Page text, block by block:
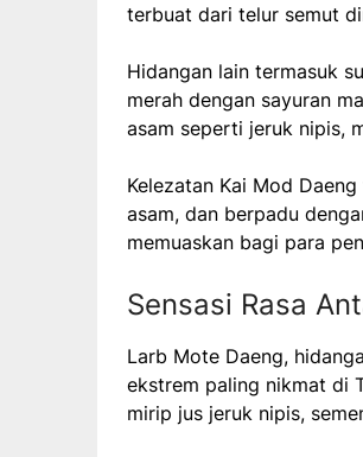
terbuat dari telur semut
Hidangan lain termasuk
merah dengan sayuran
asam seperti jeruk nipis,
Kelezatan Kai Mod
asam, dan berpadu
memuaskan bagi para
Sensasi Rasa
Larb Mote Daeng,
ekstrem paling nikmat di
mirip jus jeruk nipis,